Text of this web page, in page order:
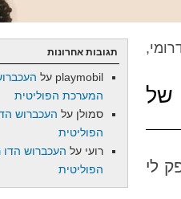
של
לי
תגובות אחרונות
playmobil על
המערכת הפוליטית
סמולן על העכברוש
הפוליטית
רועי על העכברוש
הפוליטית